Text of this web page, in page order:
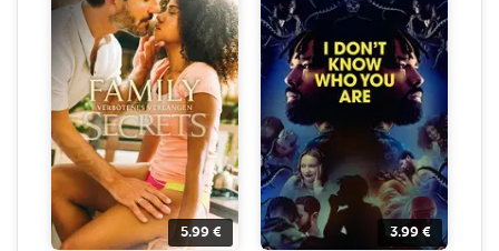
5.99 € 3.99 €